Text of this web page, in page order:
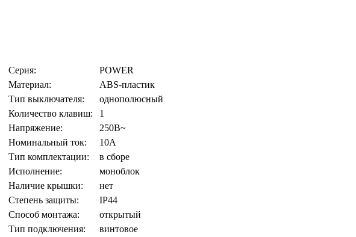
Серия:
POWER
Материал:
ABS-пластик
Тип выключателя:
однополюсный
Количество клавиш:
1
Напряжение:
250В~
Номинальный ток:
10А
Тип комплектации:
в сборе
Исполнение:
моноблок
Наличие крышки:
нет
Степень защиты:
IP44
Способ монтажа:
открытый
Тип подключения:
винтовое